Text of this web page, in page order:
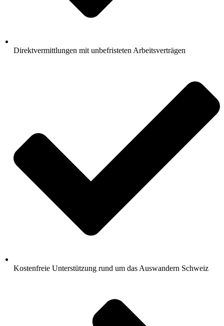
Direktvermittlungen mit unbefristeten Arbeitsverträgen
Kostenfreie Unterstützung rund um das Auswandern Schweiz